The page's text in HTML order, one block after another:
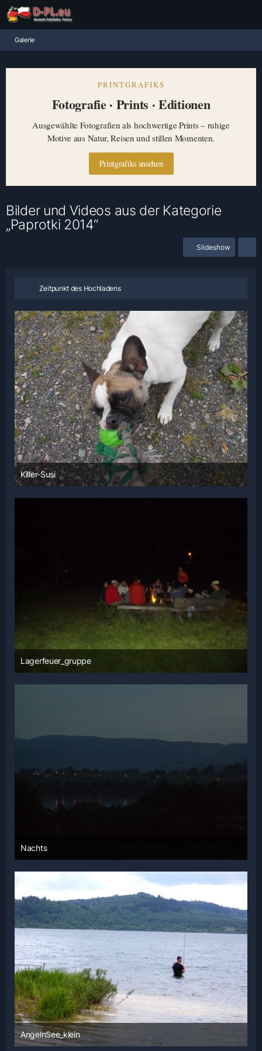
Galerie
PRINTGRAFIKS
Fotografie · Prints · Editionen
Ausgewählte Fotografien als hochwertige Prints – ruhige
Motive aus Natur, Reisen und stillen Momenten.
Printgrafiks ansehen
Bilder und Videos aus der Kategorie
„Paprotki 2014“
Slideshow
Zeitpunkt des Hochladens
Killer-Susi
3. Juni 2014 um 21:03
Lagerfeuer_gruppe
3. Juni 2014 um 21:03
Nachts
3. Juni 2014 um 21:03
AngelnSee_klein
3. Juni 2014 um 21:03